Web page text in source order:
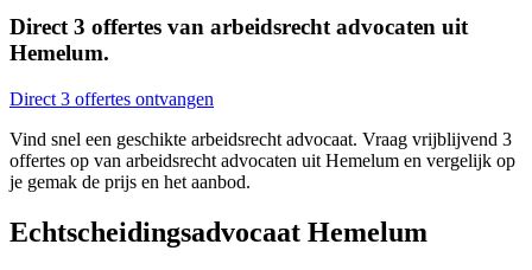
Direct 3 offertes van arbeidsrecht advocaten uit
Hemelum.
Direct 3 offertes ontvangen
Vind snel een geschikte arbeidsrecht advocaat. Vraag vrijblijvend 3
offertes op van arbeidsrecht advocaten uit Hemelum en vergelijk op
je gemak de prijs en het aanbod.
Echtscheidingsadvocaat Hemelum